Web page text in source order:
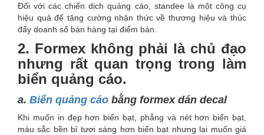
Đối với các chiến dịch quảng cáo, standee là một công cụ
hiệu quả để tăng cường nhận thức về thương hiệu và thúc
đẩy doanh số bán hàng tại điểm bán.
2. Formex không phải là chủ đạo
nhưng rất quan trọng trong làm
biển quảng cáo.
a. Biển quảng cáo bằng formex dán decal
Khi muốn in đẹp hơn biển bạt, phẳng và nét hơn biển bạt,
màu sắc bền bỉ tươi sáng hơn biển bạt nhưng lại muốn giá